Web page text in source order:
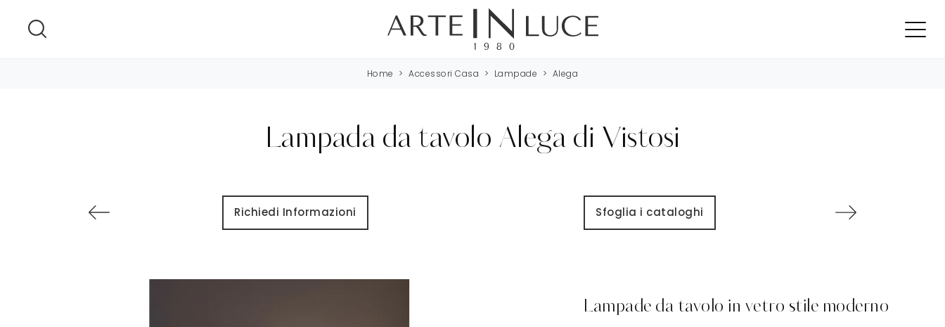
Home > Accessori Casa > Lampade > Alega
Lampada da tavolo Alega di Vistosi
Richiedi Informazioni Sfoglia i cataloghi
Lampade da tavolo in vetro stile moderno